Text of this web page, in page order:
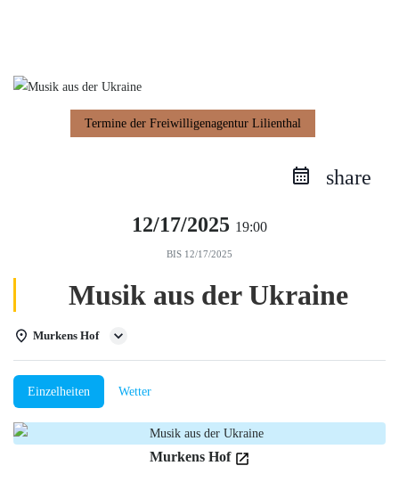
Termine der Freiwilligenagentur Lilienthal
share
12/17/2025 19:00
BIS 12/17/2025
Musik aus der Ukraine
Murkens Hof
Einzelheiten Wetter
Murkens Hof